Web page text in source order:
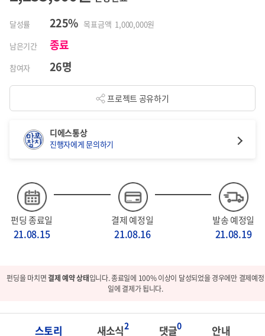
달성률 225% 목표금액 1,000,000원
남은기간
종료
참여자 26명
프로젝트 공유하기
펀딩 종료일
21.08.15
결제 예정일
21.08.16
발송 예정일
21.08.19
디에스통상
진행자에게 문의하기
펀딩을 마치면결제 예약 상태입니다. 종료일에 100% 이상이 달성되었을 경우에만 결제예정
일에 결제가 됩니다.
스토리 새소식2 댓글0 안내